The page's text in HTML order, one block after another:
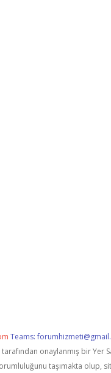
Teams:
onaylanmış bir
taşımakta